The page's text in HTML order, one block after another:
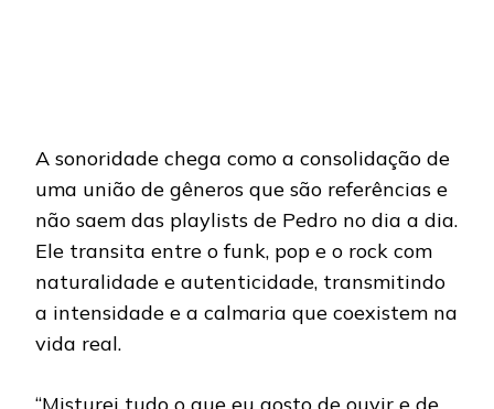
A sonoridade chega como a consolidação de
uma união de gêneros que são referências e
não saem das playlists de Pedro no dia a dia.
Ele transita entre o funk, pop e o rock com
naturalidade e autenticidade, transmitindo
a intensidade e a calmaria que coexistem na
vida real.